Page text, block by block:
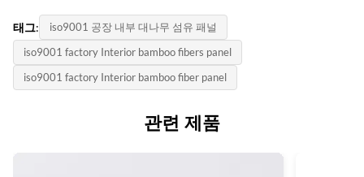
태그:
iso9001 공장 내부 대나무 섬유 패널
iso9001 factory Interior bamboo fibers panel
iso9001 factory Interior bamboo fiber panel
관련 제품